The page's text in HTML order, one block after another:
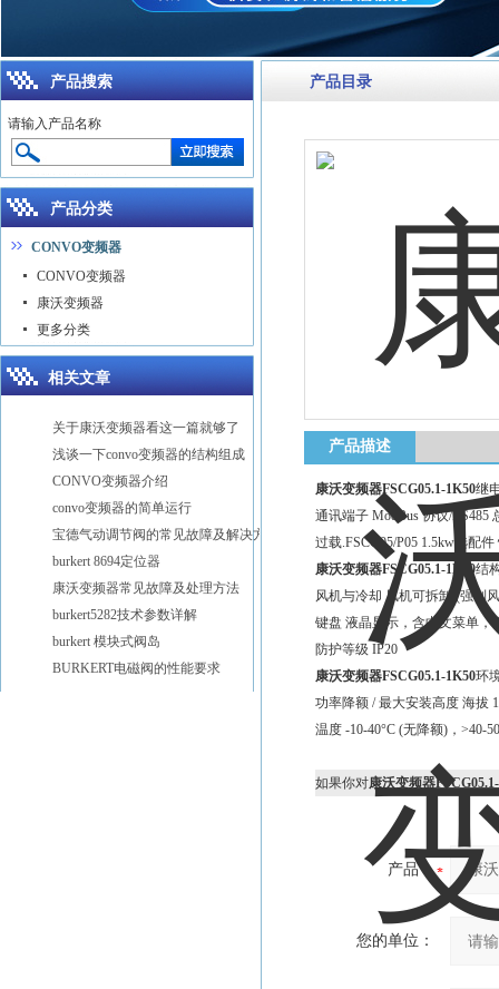
产品目录
产品描述
康沃变频器FSCG05.1-1K50继
通讯端子 ModBus 协议/
过载.FSCG05/P05 1.5kw选配
康沃变频器FSCG05.1-1K50结
风机与冷却 风机可拆卸 (强制
键盘 液晶显示，含中文菜单，
防护等级 IP20
康沃变频器FSCG05.1-1K50环
功率降额 / 最大安装高度 海拔
温度 -10-40°C (无降额)，>40-
如果你对康沃变频器
产品：
您的单位：
产品搜索
请输入产品名称
产品分类
CONVO变频器
CONVO变频器
康沃变频器
更多分类
相关文章
关于康沃变频器看这一篇就够了
浅谈一下convo变频器的结构组成
CONVO变频器介绍
convo变频器的简单运行
burkert 8694定位器
康沃变频器常见故障及处理方法
burkert5282技术参数详解
burkert 模块式阀岛
BURKERT电磁阀的性能要求